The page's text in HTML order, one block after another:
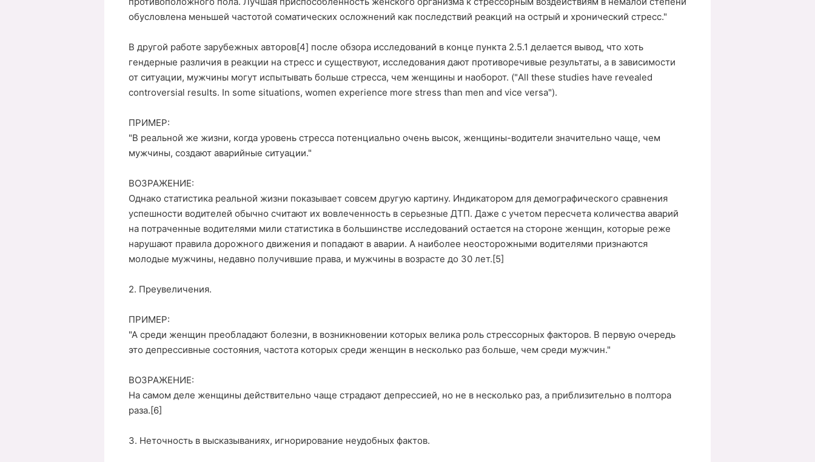
обусловлена меньшей частотой соматических осложнений как последствий реакций на острый и хронический стресс."
В другой работе зарубежных авторов[4] после обзора исследований в конце пункта 2.5.1 делается вывод, что хоть
гендерные различия в реакции на стресс и существуют, исследования дают противоречивые результаты, а в зависимости
от ситуации, мужчины могут испытывать больше стресса, чем женщины и наоборот. ("All these studies have revealed
controversial results. In some situations, women experience more stress than men and vice versa").
ПРИМЕР:
"В реальной же жизни, когда уровень стресса потенциально очень высок, женщины-водители значительно чаще, чем
мужчины, создают аварийные ситуации."
ВОЗРАЖЕНИЕ:
Однако статистика реальной жизни показывает совсем другую картину. Индикатором для демографического сравнения
успешности водителей обычно считают их вовлеченность в серьезные ДТП. Даже с учетом пересчета количества аварий
на потраченные водителями мили статистика в большинстве исследований остается на стороне женщин, которые реже
нарушают правила дорожного движения и попадают в аварии. А наиболее неосторожными водителями признаются
молодые мужчины, недавно получившие права, и мужчины в возрасте до 30 лет.[5]
2. Преувеличения.
ПРИМЕР:
"А среди женщин преобладают болезни, в возникновении которых велика роль стрессорных факторов. В первую очередь
это депрессивные состояния, частота которых среди женщин в несколько раз больше, чем среди мужчин."
ВОЗРАЖЕНИЕ:
На самом деле женщины действительно чаще страдают депрессией, но не в несколько раз, а приблизительно в полтора
раза.[6]
3. Неточность в высказываниях, игнорирование неудобных фактов.